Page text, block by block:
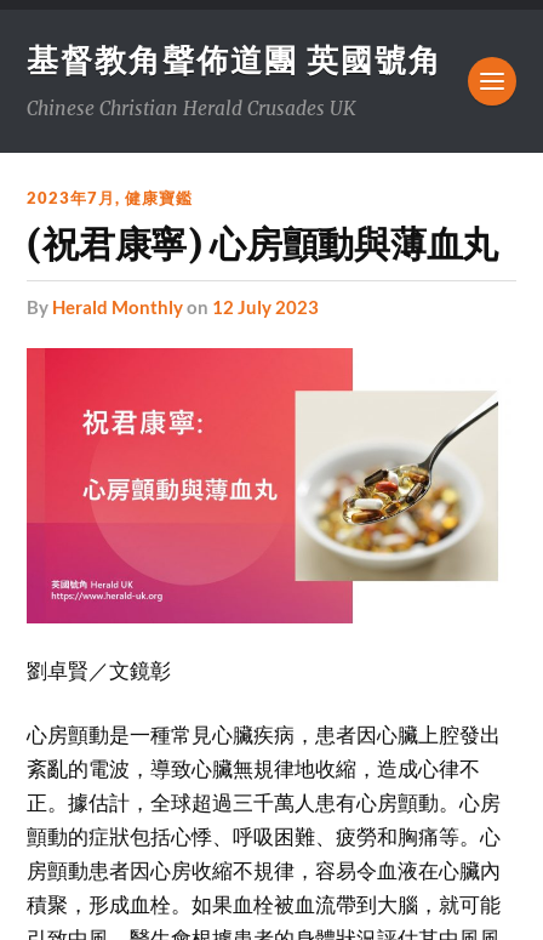
基督教角聲佈道團 英國號角
Chinese Christian Herald Crusades UK
2023年7月,健康寶鑑
(祝君康寧) 心房顫動與薄血丸
by Herald Monthlyon 12 July 2023
劉卓賢／文鏡彰
心房顫動是一種常見心臟疾病，患者因心臟上腔發出
紊亂的電波，導致心臟無規律地收縮，造成心律不
正。據估計，全球超過三千萬人患有心房顫動。心房
顫動的症狀包括心悸、呼吸困難、疲勞和胸痛等。心
房顫動患者因心房收縮不規律，容易令血液在心臟內
積聚，形成血栓。如果血栓被血流帶到大腦，就可能